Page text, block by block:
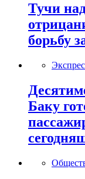
Тучи
борьбу
Баку